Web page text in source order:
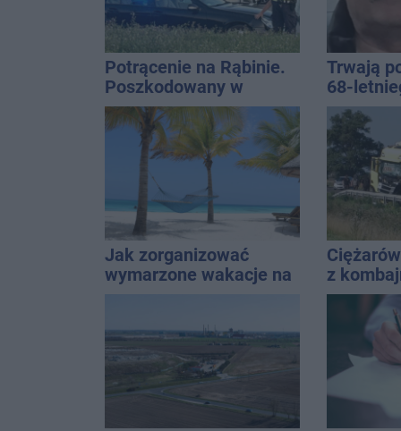
Potrącenie na Rąbinie.
Poszkodowany w
szpitalu
Trwają
68-
Kucały
Jak zorganizować
wymarzone wakacje na
z
miejscu